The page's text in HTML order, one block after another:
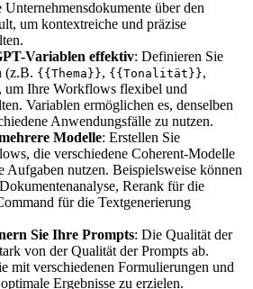
über den
um kontextreiche und präzise
Variablen effektiv: Definieren Sie
(z.B. {{Thema}}, {{Tonalität}},
um Ihre Workflows flexibel und
Variablen ermöglichen es, denselben
Anwendungsfälle zu nutzen.
Modelle: Erstellen Sie
die verschiedene Coherent-Modelle
Aufgaben nutzen. Beispielsweise können
Rerank für die
für die Textgenerierung
Sie Ihre Prompts: Die Qualität der
von der Qualität der Prompts ab.
mit verschiedenen Formulierungen und
Ergebnisse zu erzielen.